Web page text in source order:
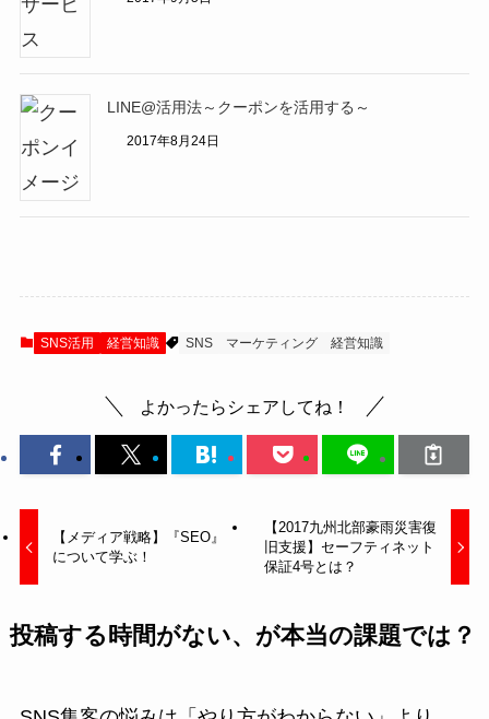
LINE@活用法～クーポンを活用する～
2017年8月24日
SNS活用 経営知識 SNS マーケティング 経営知識
よかったらシェアしてね！
【メディア戦略】『SEO』
について学ぶ！
【2017九州北部豪雨災害復
旧支援】セーフティネット
保証4号とは？
投稿する時間がない、が本当の課題では？